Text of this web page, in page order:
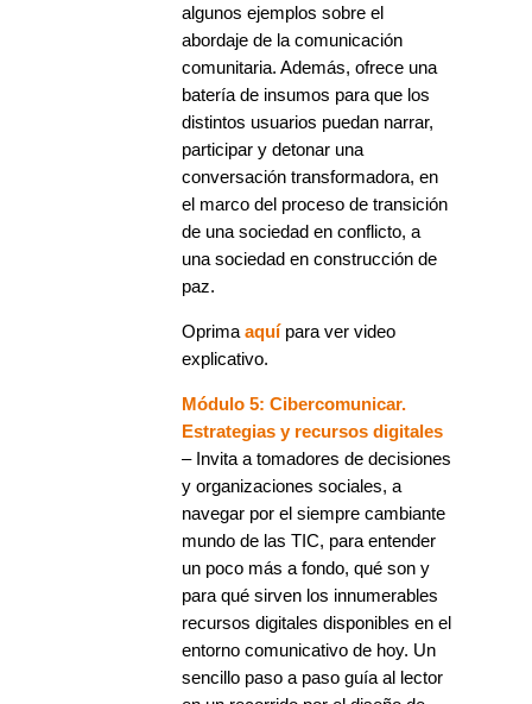
algunos ejemplos sobre el
abordaje de la comunicación
comunitaria. Además, ofrece una
batería de insumos para que los
distintos usuarios puedan narrar,
participar y detonar una
conversación transformadora, en
el marco del proceso de transición
de una sociedad en conflicto, a
una sociedad en construcción de
paz.
Oprima aquípara ver video
explicativo.
Módulo 5: Cibercomunicar.
Estrategias y recursos digitales
– Invita a tomadores de decisiones
y organizaciones sociales, a
navegar por el siempre cambiante
mundo de las TIC, para entender
un poco más a fondo, qué son y
para qué sirven los innumerables
recursos digitales disponibles en el
entorno comunicativo de hoy. Un
sencillo paso a paso guía al lector